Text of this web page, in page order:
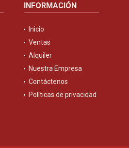
INFORMACIÓN
Inicio
Ventas
Alquiler
Nuestra Empresa
Contáctenos
Políticas de privacidad